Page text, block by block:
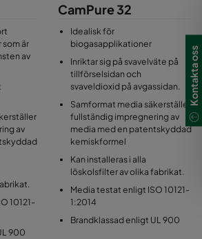
som är
av
av
10121-
900
CamPure 32
Idealisk för
biogasapplikationer
Inriktar sig på svavelväte på
tillförselsidan och
svaveldioxid på avgassidan.
Samformat media säkerställer
fullständig impregnering av
media med en patentskyddad
kemiskformel
Kan installeras i alla
löskolsfilter av olika fabrikat.
Media testat enligt ISO 10121-
1:2014
Brandklassad enligt UL 900
Kontakta oss